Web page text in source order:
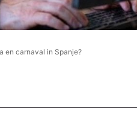
en carnaval in Spanje?